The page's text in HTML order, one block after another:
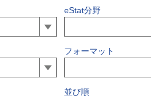
eStat分野
フォーマット
並び順